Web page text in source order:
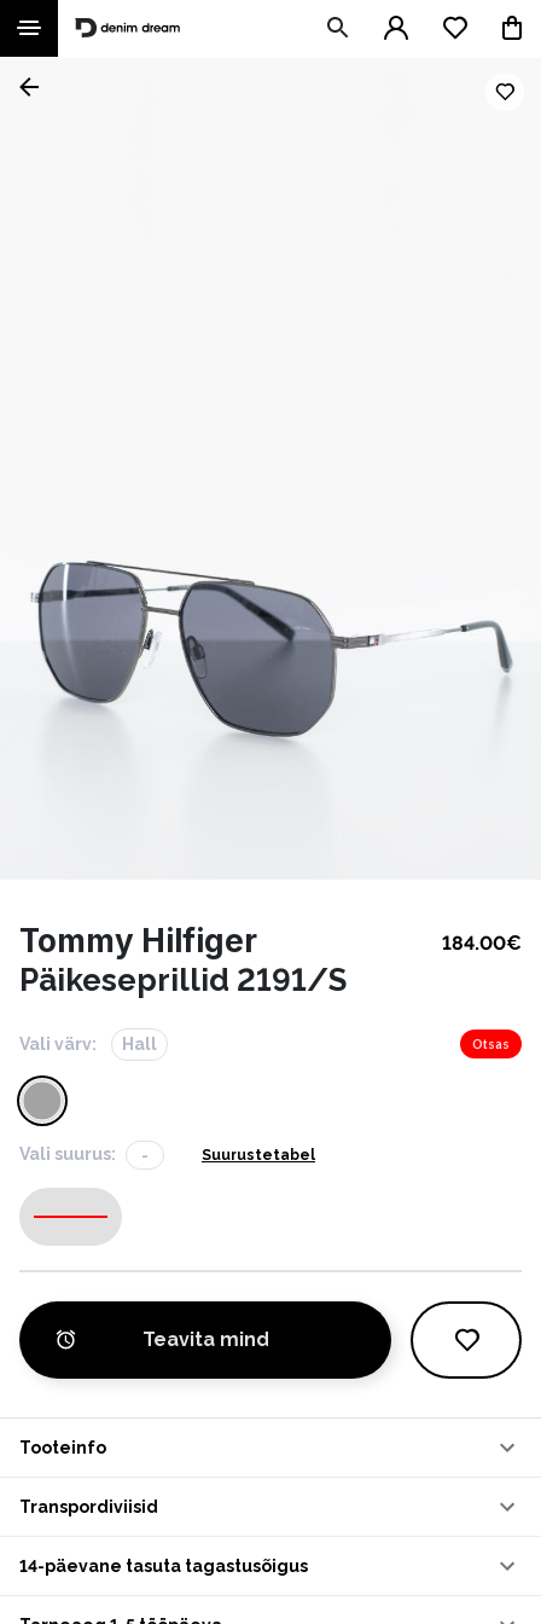
Tommy Hilfiger 184.00€
Päikeseprillid 2191/S
Vali värv: Hall Otsas
Vali suurus: - Suurustetabel
-
Teavita mind
Tooteinfo
Transpordiviisid
14-päevane tasuta tagastusõigus